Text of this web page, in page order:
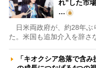
れ”した市
…
日米両政府が、約28年ぶ
た。米国も追加介入を辞
「キオクシア急落で含